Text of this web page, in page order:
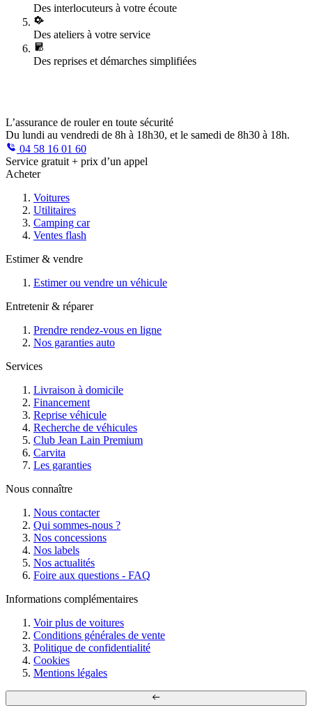
Des interlocuteurs à votre écoute
Des ateliers à votre service
Des reprises et démarches simplifiées
L’assurance de rouler en toute sécurité
Du lundi au vendredi de 8h à 18h30, et le samedi de 8h30 à 18h.
04 58 16 01 60
Service gratuit + prix d’un appel
Acheter
Voitures
Utilitaires
Camping car
Ventes flash
Estimer & vendre
Estimer ou vendre un véhicule
Entretenir & réparer
Prendre rendez-vous en ligne
Nos garanties auto
Services
Livraison à domicile
Financement
Reprise véhicule
Recherche de véhicules
Club Jean Lain Premium
Carvita
Les garanties
Nous connaître
Nous contacter
Qui sommes-nous ?
Nos concessions
Nos labels
Nos actualités
Foire aux questions - FAQ
Informations complémentaires
Voir plus de voitures
Conditions générales de vente
Politique de confidentialité
Cookies
Mentions légales